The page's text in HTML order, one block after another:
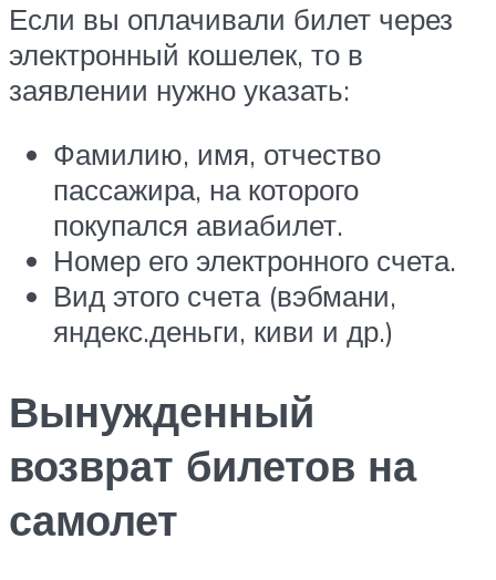
Если вы оплачивали билет через
электронный кошелек, то в
заявлении нужно указать:
Фамилию, имя, отчество
пассажира, на которого
покупался авиабилет.
Номер его электронного счета.
Вид этого счета (вэбмани,
яндекс.деньги, киви и др.)
Вынужденный
возврат билетов на
самолет